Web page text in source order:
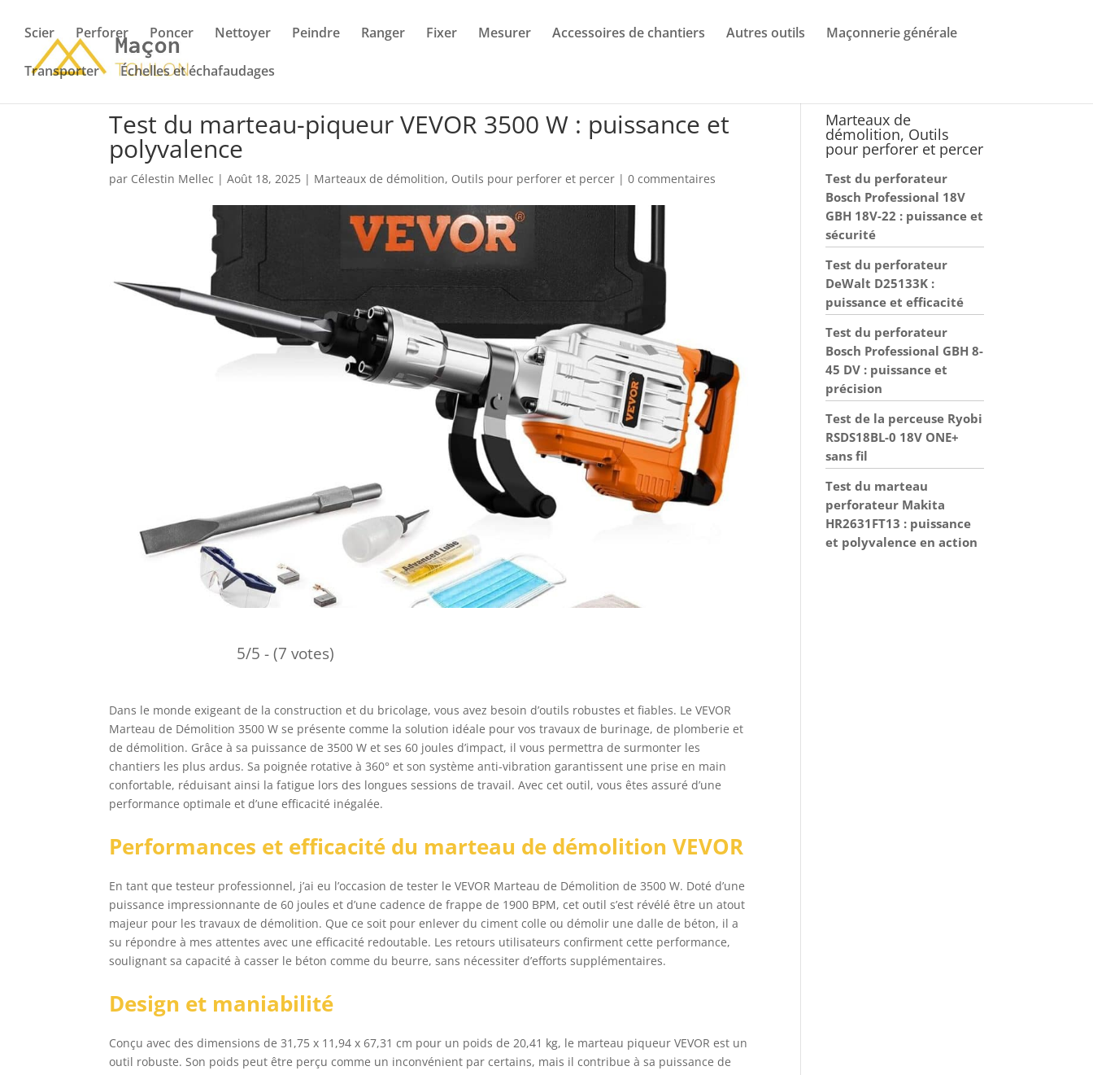
Scier Perforer Poncer Nettoyer Peindre Ranger Fixer Mesurer Accessoires de chantiers Autres outils Maçonnerie générale
Transporter Échelles et échafaudages
Test du marteau-piqueur VEVOR 3500 W : puissance et
polyvalence
par Célestin Mellec |Août 18, 2025 | Marteaux de démolition, Outils pour perforer et percer |0 commentaires
5/5 - (7 votes)
Dans le monde exigeant de la construction et du bricolage, vous avez besoin d’outils robustes et fiables. Le VEVOR
Marteau de Démolition 3500 W se présente comme la solution idéale pour vos travaux de burinage, de plomberie et
de démolition. Grâce à sa puissance de 3500 W et ses 60 joules d’impact, il vous permettra de surmonter les
chantiers les plus ardus. Sa poignée rotative à 360° et son système anti-vibration garantissent une prise en main
confortable, réduisant ainsi la fatigue lors des longues sessions de travail. Avec cet outil, vous êtes assuré d’une
performance optimale et d’une efficacité inégalée.
Performances et efficacité du marteau de démolition VEVOR
En tant que testeur professionnel, j’ai eu l’occasion de tester le VEVOR Marteau de Démolition de 3500 W. Doté d’une
puissance impressionnante de 60 joules et d’une cadence de frappe de 1900 BPM, cet outil s’est révélé être un atout
majeur pour les travaux de démolition. Que ce soit pour enlever du ciment colle ou démolir une dalle de béton, il a
su répondre à mes attentes avec une efficacité redoutable. Les retours utilisateurs confirment cette performance,
soulignant sa capacité à casser le béton comme du beurre, sans nécessiter d’efforts supplémentaires.
Design et maniabilité
Conçu avec des dimensions de 31,75 x 11,94 x 67,31 cm pour un poids de 20,41 kg, le marteau piqueur VEVOR est un
outil robuste. Son poids peut être perçu comme un inconvénient par certains, mais il contribue à sa puissance de
Marteaux de
démolition, Outils
pour perforer et percer
Test du perforateur
Bosch Professional 18V
GBH 18V-22 : puissance et
sécurité
Test du perforateur
DeWalt D25133K :
puissance et efficacité
Test du perforateur
Bosch Professional GBH 8-
45 DV : puissance et
précision
Test de la perceuse Ryobi
RSDS18BL-0 18V ONE+
sans fil
Test du marteau
perforateur Makita
HR2631FT13 : puissance
et polyvalence en action